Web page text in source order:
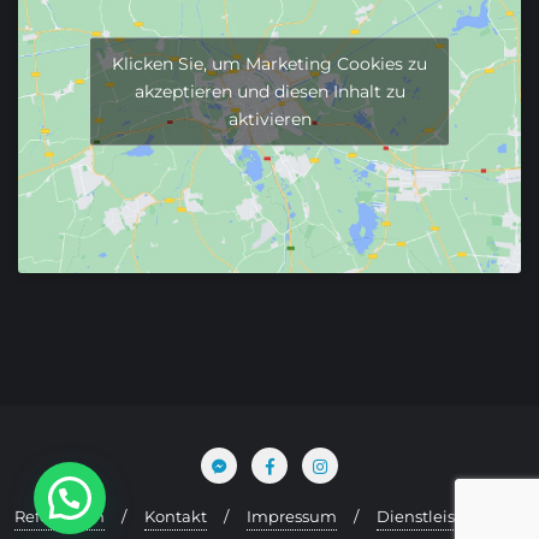
Klicken Sie, um Marketing Cookies zu
akzeptieren und diesen Inhalt zu
aktivieren
Referenzen Kontakt Impressum
Dienstleistungen